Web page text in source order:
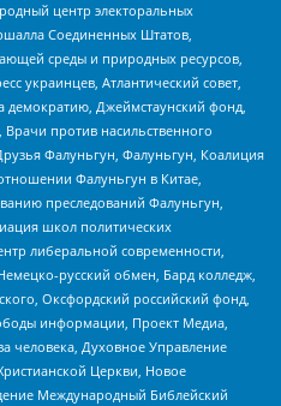
центр электоральных
Соединенных Штатов,
среды и природных ресурсов,
украинцев, Атлантический совет,
демократию, Джеймстаунский фонд,
против насильственного
Фалуньгун, Фалуньгун, Коалиция
Фалуньгун в Китае,
преследований Фалуньгун,
школ политических
либеральной современности,
русский обмен, Бард колледж,
Оксфордский российский фонд,
информации, Проект Медиа,
человека, Духовное Управление
Церкви, Новое
Международный Библейский